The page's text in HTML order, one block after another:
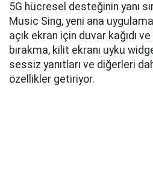
5G hücresel desteğinin yanı
Music Sing, yeni ana
açık ekran için duvar kağıdı
bırakma, kilit ekranı uyku
sessiz yanıtları ve diğerleri
özellikler getiriyor.